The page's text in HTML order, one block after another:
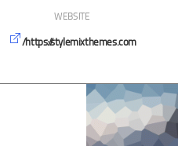
WEBSITE
https://stylemixthemes.com/